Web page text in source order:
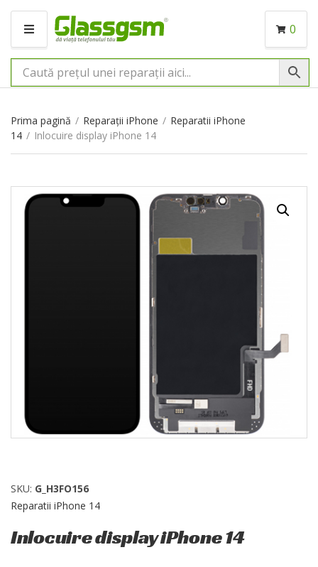
M
N
I
0
Prima pagină / Reparații iPhone / Reparatii iPhone
14 / Inlocuire display iPhone 14
SKU: G_H3FO156
Reparatii iPhone 14
Inlocuire display iPhone 14